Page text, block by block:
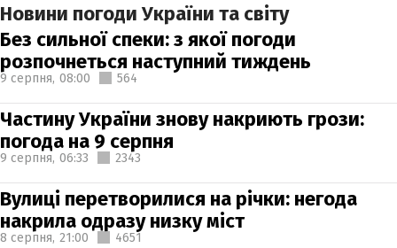
Новини погоди України та світу
Без сильної спеки: з якої погоди
розпочнеться наступний тиждень
9 серпня, 08:00 564
Частину України знову накриють грози:
погода на 9 серпня
9 серпня, 06:33 2343
Вулиці перетворилися на річки: негода
накрила одразу низку міст
8 серпня, 21:00 4651